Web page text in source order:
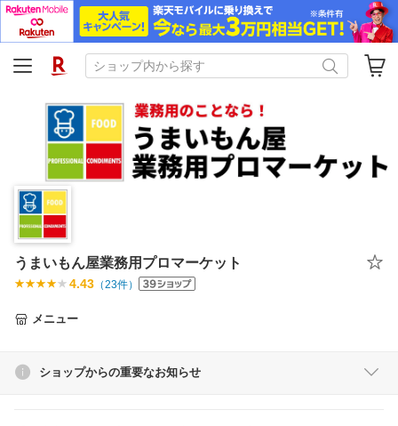
うまいもん屋業務用プロマーケット
4.43 （23件）
メニュー
ショップからの重要なお知らせ